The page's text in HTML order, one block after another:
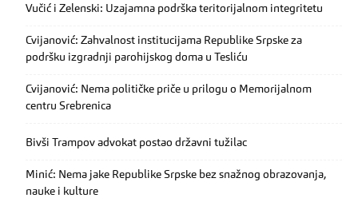
Vučić i Zelenski: Uzajamna podrška teritorijalnom integritetu
Cvijanović: Zahvalnost institucijama Republike Srpske za
podršku izgradnji parohijskog doma u Tesliću
Cvijanović: Nema političke priče u prilogu o Memorijalnom
centru Srebrenica
Bivši Trampov advokat postao državni tužilac
Minić: Nema jake Republike Srpske bez snažnog obrazovanja,
nauke i kulture